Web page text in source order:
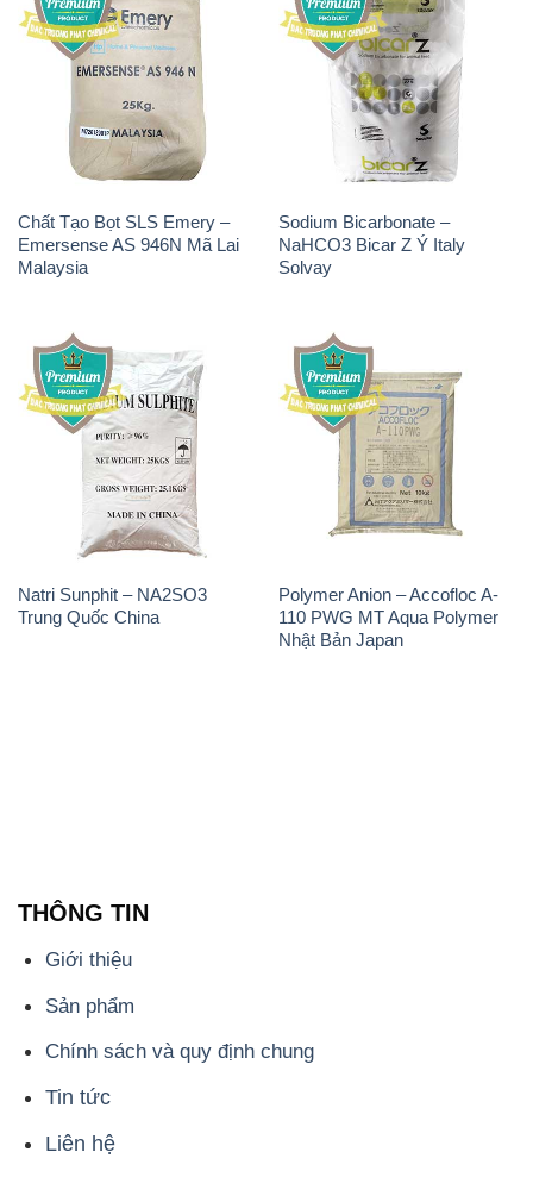
Chất Tạo Bọt SLS Emery –
Emersense AS 946N Mã Lai
Malaysia
Sodium Bicarbonate –
NaHCO3 Bicar Z Ý Italy
Natri Sunphit – NA2SO3
Trung Quốc China
Polymer Anion – Accofloc A-
110 PWG MT Aqua Polymer
Nhật Bản Japan
Chính sách và quy định chung
Tin tức
Liên hệ
📞
PHÒNG KINH DOANH - CÔNG TY HÓA CHẤT
ĐẮC TRƯỜNG PHÁT